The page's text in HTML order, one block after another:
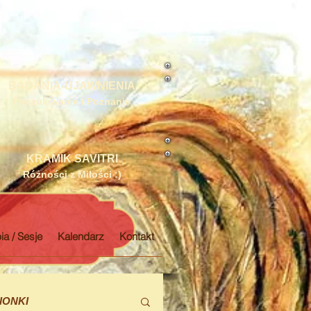
BADANIA-UJAWNIENIA
Poszukiwanie i Poznanie
KRAMIK SAVITRI
Różności z Miłości :)
/ Sesje Kalendarz Kontakt